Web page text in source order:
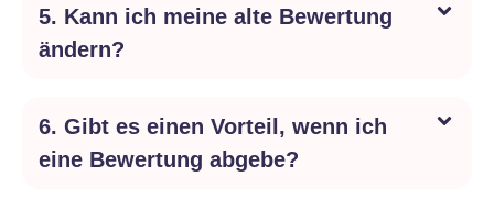
5. Kann ich meine alte Bewertung
ändern?
6. Gibt es einen Vorteil, wenn ich
eine Bewertung abgebe?